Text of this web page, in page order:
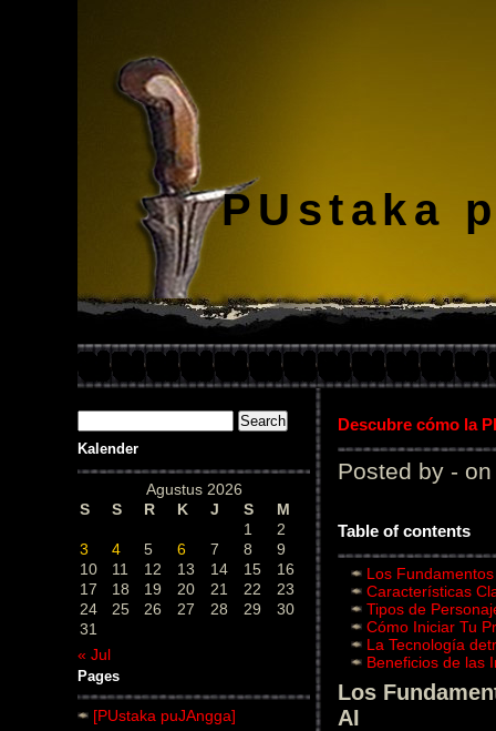
PUstaka
Kalender
Agustus 2026
S
S R K J S
M
1
2
3
4 5 6 7 8
9
10
11 12 13 14 15
16
17
18 19 20 21 22
23
24
25 26 27 28 29
30
31
« Jul
Pages
[PUstaka puJAngga]
Descubre cómo la
Posted by - on
Table of contents
Los
Características
Tipos de
Cómo Iniciar Tu
La Tecnología
Beneficios de las
Los
AI